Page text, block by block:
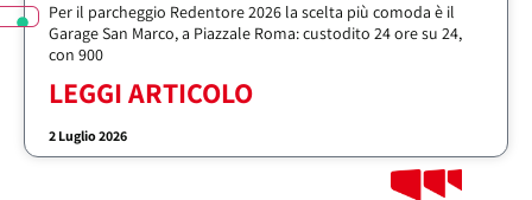
Per il parcheggio Redentore 2026 la scelta più comoda è il
Garage San Marco, a Piazzale Roma: custodito 24 ore su 24,
con 900
LEGGI ARTICOLO
2 Luglio 2026